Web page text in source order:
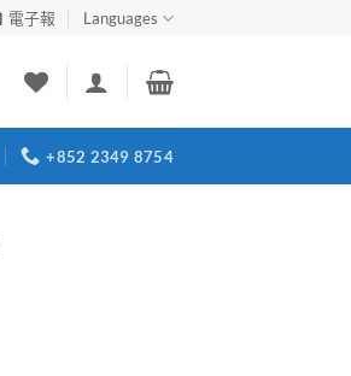
電子報 Languages
+852 2349 8754